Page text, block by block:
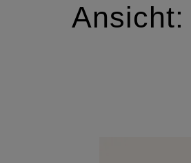
Ansicht: